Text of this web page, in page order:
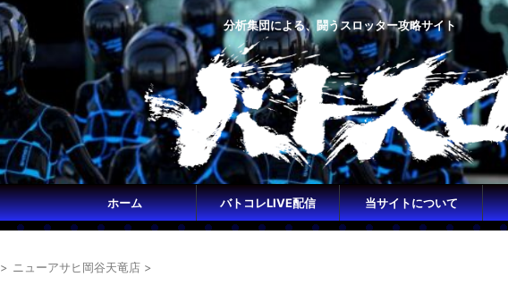
分析集団による、闘うスロッター攻略サイト
ホーム バトコレLIVE配信 当サイトについて
> ニューアサヒ岡谷天竜店 >